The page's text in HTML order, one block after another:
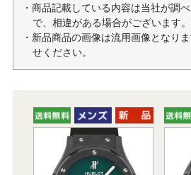
・商品記載している内容は当社が調
で、相違がある場合がございます
・新品商品の画像は流用画像となり
せください。